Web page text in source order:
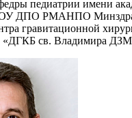
педиатрии имени
ДПО РМАНПО
гравитационной
«ДГКБ св. Владимира